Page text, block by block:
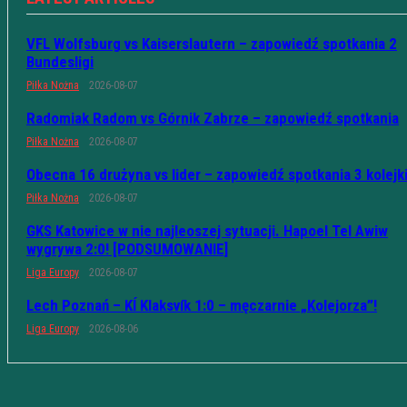
VFL Wolfsburg vs Kaiserslautern – zapowiedź spotkania 2
Bundesligi
Piłka Nożna 2026-08-07
Radomiak Radom vs Górnik Zabrze – zapowiedź spotkania
Piłka Nożna 2026-08-07
Obecna 16 drużyna vs lider – zapowiedź spotkania 3 kolejki
Piłka Nożna 2026-08-07
GKS Katowice w nie najleoszej sytuacji. Hapoel Tel Awiw
wygrywa 2:0! [PODSUMOWANIE]
Liga Europy 2026-08-07
Lech Poznań – KÍ Klaksvík 1:0 – męczarnie „Kolejorza”!
Liga Europy 2026-08-06